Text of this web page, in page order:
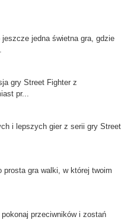
jedna świetna gra, gdzie
gry Street Fighter z
pr...
i lepszych gier z serii gry Street
prosta gra walki, w której twoim
przeciwników i zostań